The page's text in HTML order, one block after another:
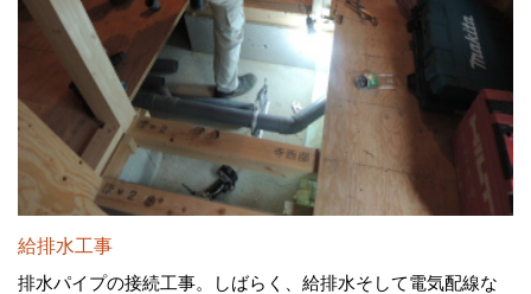
給排水工事
排水パイプの接続工事。しばらく、給排水そして電気配線な